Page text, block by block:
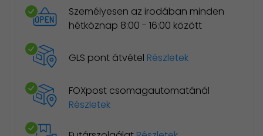
Személyesen az irodában minden
hétköznap 8:00 - 16:00 között
GLS pont átvétel Részletek
FOXpost csomagautomatánál
Részletek